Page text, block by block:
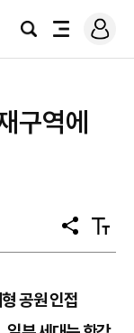
검
전
로
그
구역에
공
유
텍
스
공원 인접